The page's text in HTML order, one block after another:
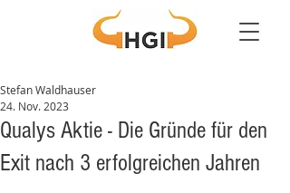
Qualys Aktie - Die Gründe für den
Exit nach 3 erfolgreichen Jahren
Stefan Waldhauser
24. Nov. 2023